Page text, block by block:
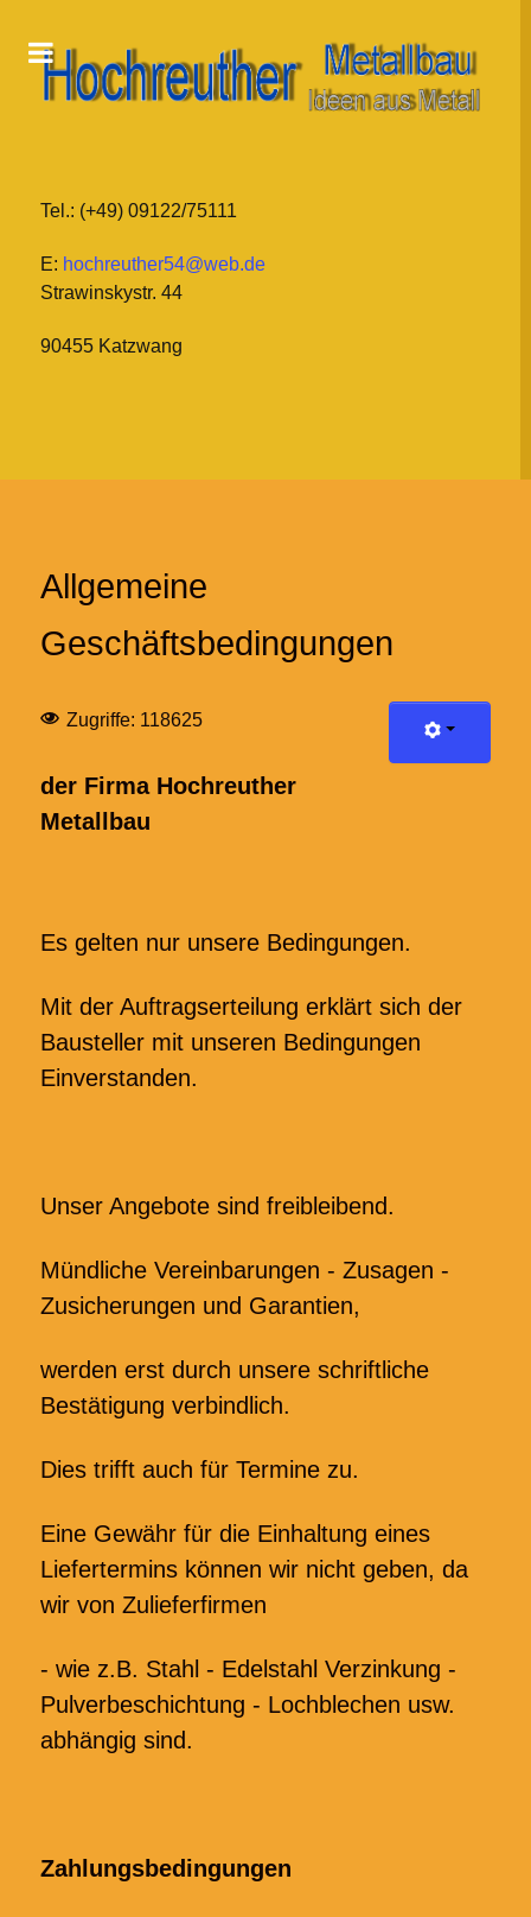
Tel.: (+49) 09122/75111
E: hochreuther54@web.de
Strawinskystr. 44
90455 Katzwang
Allgemeine
Geschäftsbedingungen
Zugriffe: 118625
der Firma Hochreuther
Metallbau
Es gelten nur unsere Bedingungen.
Mit der Auftragserteilung erklärt sich der
Bausteller mit unseren Bedingungen
Einverstanden.
Unser Angebote sind freibleibend.
Mündliche Vereinbarungen - Zusagen -
Zusicherungen und Garantien,
werden erst durch unsere schriftliche
Bestätigung verbindlich.
Dies trifft auch für Termine zu.
Eine Gewähr für die Einhaltung eines
Liefertermins können wir nicht geben, da
wir von Zulieferfirmen
- wie z.B. Stahl - Edelstahl Verzinkung -
Pulverbeschichtung - Lochblechen usw.
abhängig sind.
Zahlungsbedingungen